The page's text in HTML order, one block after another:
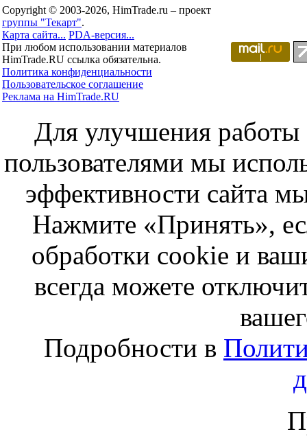
Copyright © 2003-2026, HimTrade.ru – проект
группы "Текарт".
Карта сайта... PDA-версия...
При любом использовании материалов
HimTrade.RU ссылка обязательна.
Политика конфиденциальности
Пользовательское соглашение
Реклама на HimTrade.RU
Для улучшения работы
пользователями мы
эффективности сайта
Нажмите «Принять»,
обработки cookie и
всегда можете
Подробности в